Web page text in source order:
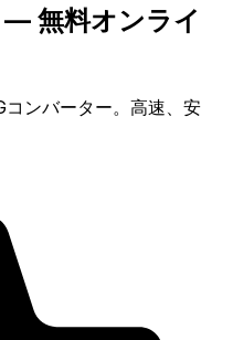
— 無料オンライ
ンバーター。高速、安